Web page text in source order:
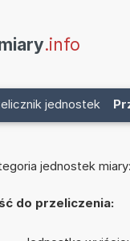
.info
jednostek
jednostek miary:
do przeliczenia: